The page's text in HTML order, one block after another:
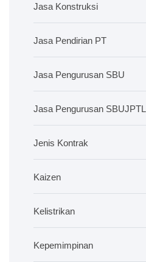
Jasa Konstruksi
Jasa Pendirian PT
Jasa Pengurusan SBU
Jasa Pengurusan SBUJPTL
Jenis Kontrak
Kaizen
Kelistrikan
Kepemimpinan